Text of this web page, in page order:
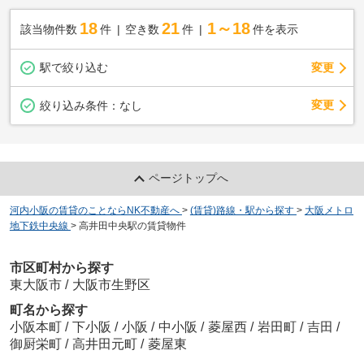
該当物件数 18件 空き数 21 件 1～18 件を表示
駅で絞り込む 変更
絞り込み条件： なし 変更
ページトップへ
河内小阪の賃貸のことならNK不動産へ > (賃貸)路線・駅から探す > 大阪メトロ
地下鉄中央線 > 高井田中央駅の賃貸物件
市区町村から探す
東大阪市 / 大阪市生野区
町名から探す
小阪本町 / 下小阪 / 小阪 / 中小阪 / 菱屋西 / 岩田町 / 吉田 /
御厨栄町 / 高井田元町 / 菱屋東